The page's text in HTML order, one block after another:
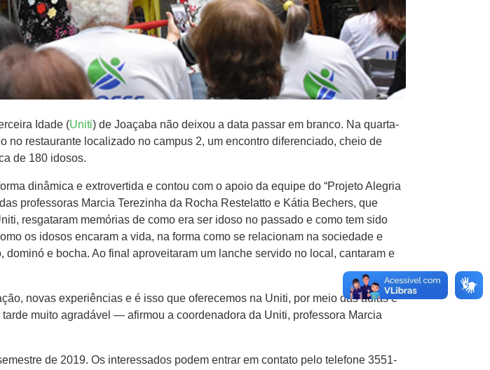
Idade (Uniti) de Joaçaba não deixou a data passar em branco. Na quarta-
restaurante localizado no campus 2, um encontro diferenciado, cheio de
de 180 idosos.
dinâmica e extrovertida e contou com o apoio da equipe do “Projeto Alegria
professoras Marcia Terezinha da Rocha Restelatto e Kátia Bechers, que
resgataram memórias de como era ser idoso no passado e como tem sido
os idosos encaram a vida, na forma como se relacionam na sociedade e
e bocha. Ao final aproveitaram um lanche servido no local, cantaram e
novas experiências e é isso que oferecemos na Uniti, por meio das aulas e
muito agradável — afirmou a coordenadora da Uniti, professora Marcia
de 2019. Os interessados podem entrar em contato pelo telefone 3551-